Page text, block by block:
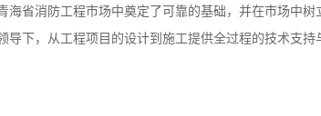
海省消防工程市场中奠定了可靠的基础，并在市场中
导下，从工程项目的设计到施工提供全过程的技术支